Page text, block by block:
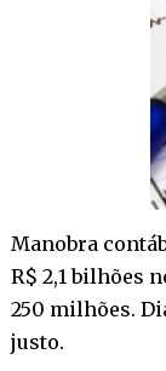
Manobra
R$ 2,1 bilhões
250 milhões.
justo.